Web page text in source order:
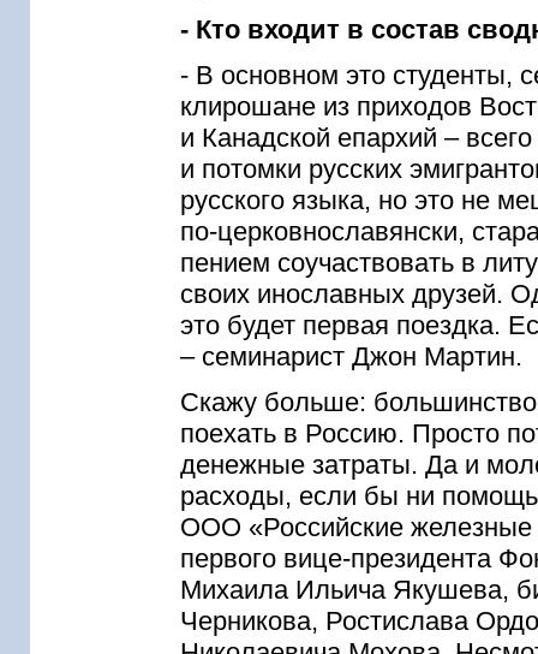
- Кто входит в состав
- В основном это студенты,
клирошане из приходов
и Канадской епархий –
и потомки русских
русского языка, но это не
по-церковнославянски,
пением соучаствовать в
своих инославных друзей.
это будет первая поездка.
– семинарист Джон Мартин.
Скажу больше:
поехать в Россию. Просто
денежные затраты. Да и
расходы, если бы ни
ООО «Российские
первого вице-президента
Михаила Ильича Якушева,
Черникова, Ростислава